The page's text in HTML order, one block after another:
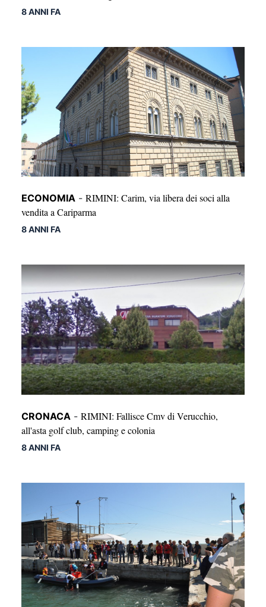
8 ANNI FA
ECONOMIA - RIMINI: Carim, via libera dei soci alla
vendita a Cariparma
8 ANNI FA
CRONACA - RIMINI: Fallisce Cmv di Verucchio,
all'asta golf club, camping e colonia
8 ANNI FA